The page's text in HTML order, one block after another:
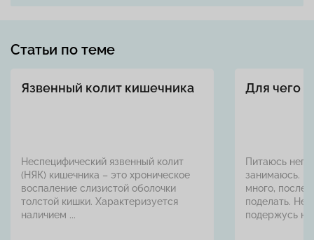
Статьи по теме
Язвенный колит кишечника
Неспецифический язвенный колит
(НЯК) кишечника – это хроническое
воспаление слизистой оболочки
толстой кишки. Характеризуется
наличием ...
Для чего
Питаюсь
занимаюсь.
много, после
поделать.
подержусь на